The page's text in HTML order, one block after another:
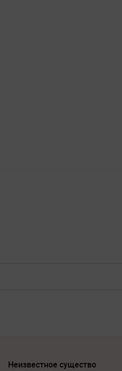
Неизвестное существо